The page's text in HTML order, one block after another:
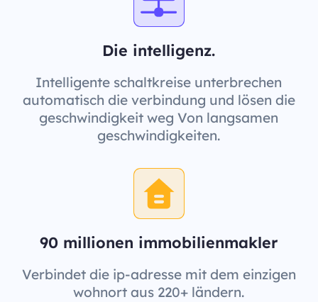
Die intelligenz.
Intelligente schaltkreise unterbrechen
automatisch die verbindung und lösen die
geschwindigkeit weg Von langsamen
geschwindigkeiten.
90 millionen immobilienmakler
Verbindet die ip-adresse mit dem einzigen
wohnort aus 220+ ländern.